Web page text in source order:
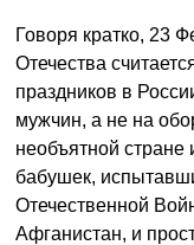
Говоря кратко, 23
Отечества
праздников в
мужчин, а не на
необъятной стране
бабушек,
Отечественной
Афганистан, и